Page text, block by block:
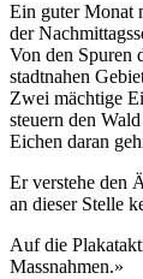
Ein guter Monat
der
Von den Spuren
stadtnahen
Zwei mächtige
steuern den
Eichen daran
Er verstehe den
an dieser Stelle
Auf die
Massnahmen.»